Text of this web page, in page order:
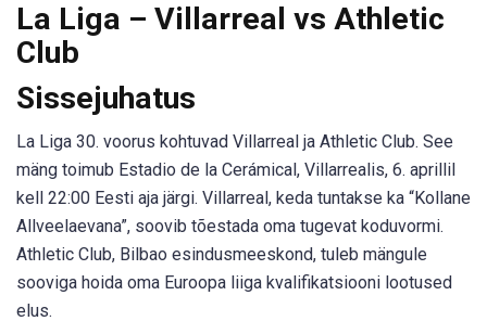
La Liga – Villarreal vs Athletic
Club
Sissejuhatus
La Liga 30. voorus kohtuvad Villarreal ja Athletic Club. See
mäng toimub Estadio de la Cerámical, Villarrealis, 6. aprillil
kell 22:00 Eesti aja järgi. Villarreal, keda tuntakse ka “Kollane
Allveelaevana”, soovib tõestada oma tugevat koduvormi.
Athletic Club, Bilbao esindusmeeskond, tuleb mängule
sooviga hoida oma Euroopa liiga kvalifikatsiooni lootused
elus.